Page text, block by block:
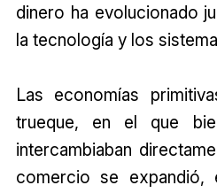
dinero ha evolucionado
la tecnología y los
Las economías
trueque, en el que
intercambiaban
comercio se expandió,